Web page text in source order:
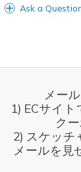
Ask a
メー
1) ECサイト
ク
2) スケッチ
メールを見